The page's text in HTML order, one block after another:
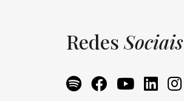
RedesSociais